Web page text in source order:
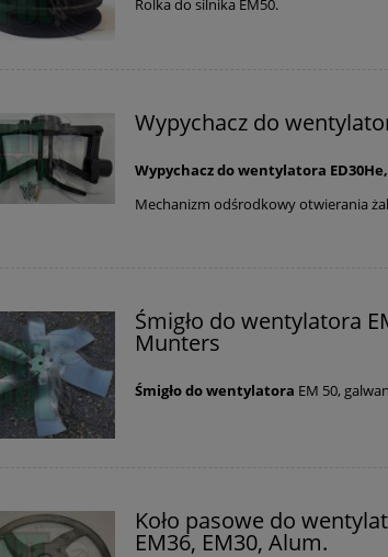
494,00 zł
Cena regularna:
520,00 zł Najniższa
Rolka do silnika EM50.
Wypychacz do
Wypychacz do wentylatora
Mechanizm odśrodkowy otwierania
Śmigło do wentylatora
Munters
Śmigło do wentylatora EM 50,
Koło pasowe do
EM36, EM30, Alum.